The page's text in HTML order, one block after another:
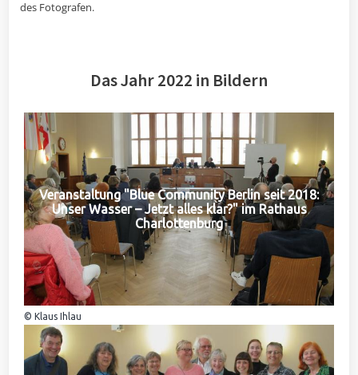
des Fotografen.
Das Jahr 2022 in Bildern
Veranstaltung "Blue Community Berlin seit 2018:
Unser Wasser – Jetzt alles klar?" im Rathaus
Charlottenburg
© Klaus Ihlau